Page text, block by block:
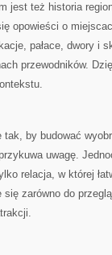
jest też historia
opowieści o
pałace, dwory i
przewodników.
by budować
uwagę.
relacja, w której
się zarówno do